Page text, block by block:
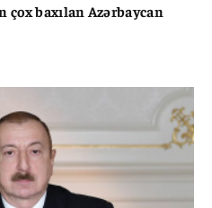
çox baxılan Azərbaycan